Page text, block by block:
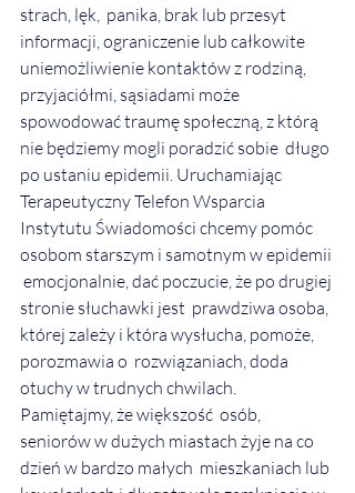
strach, lęk,  panika, brak lub przesyt
informacji, ograniczenie lub całkowite
uniemożliwienie kontaktów z rodziną,
przyjaciółmi, sąsiadami może
spowodować traumę społeczną, z którą
nie będziemy mogli poradzić sobie  długo
po ustaniu epidemii. Uruchamiając
Terapeutyczny Telefon Wsparcia
Instytutu Świadomości chcemy pomóc
osobom starszym i samotnym w epidemii
emocjonalnie, dać poczucie, że po drugiej
stronie słuchawki jest  prawdziwa osoba,
której zależy i która wysłucha, pomoże,
porozmawia o  rozwiązaniach, doda
otuchy w trudnych chwilach.
Pamiętajmy, że większość  osób,
seniorów w dużych miastach żyje na co
dzień w bardzo małych  mieszkaniach lub